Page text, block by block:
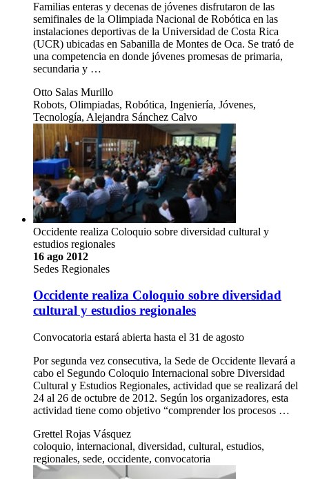
Familias enteras y decenas de jóvenes disfrutaron de las
semifinales de la Olimpiada Nacional de Robótica en las
instalaciones deportivas de la Universidad de Costa Rica
(UCR) ubicadas en Sabanilla de Montes de Oca. Se trató de
una competencia en donde jóvenes promesas de primaria,
secundaria y …
Otto Salas Murillo
Robots, Olimpiadas, Robótica, Ingeniería, Jóvenes,
Tecnología, Alejandra Sánchez Calvo
Occidente realiza Coloquio sobre diversidad cultural y
estudios regionales
16 ago 2012
Sedes Regionales
Occidente realiza Coloquio sobre diversidad
cultural y estudios regionales
Convocatoria estará abierta hasta el 31 de agosto
Por segunda vez consecutiva, la Sede de Occidente llevará a
cabo el Segundo Coloquio Internacional sobre Diversidad
Cultural y Estudios Regionales, actividad que se realizará del
24 al 26 de octubre de 2012. Según los organizadores, esta
actividad tiene como objetivo “comprender los procesos …
Grettel Rojas Vásquez
coloquio, internacional, diversidad, cultural, estudios,
regionales, sede, occidente, convocatoria